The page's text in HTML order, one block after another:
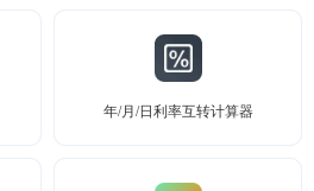
年/月/日利率互转计算器